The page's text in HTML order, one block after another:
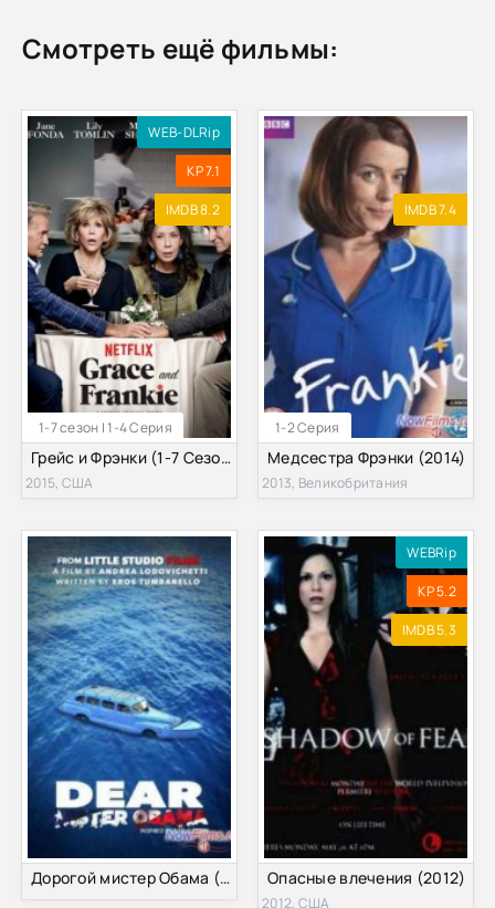
Смотреть ещё фильмы:
1-7 сезон | 1-4 Серия
WEB-DLRip
KP 7.1
IMDB 8.2
Грейс и Фрэнки (1-7 Сезон)
2015, США
1-2 Серия
IMDB 7.4
Медсестра Фрэнки (2014)
2013, Великобритания
Дорогой мистер Обама (2015)
WEBRip
KP 5.2
IMDB 5.3
Опасные влечения (2012)
2012, США